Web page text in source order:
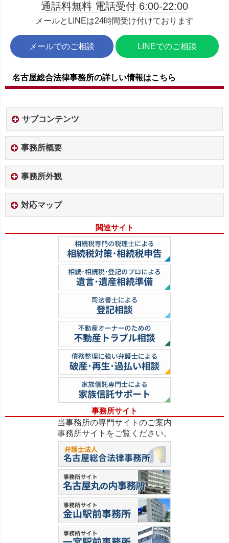
通話料無料 電話受付 6:00-22:00
メールとLINEは24時間受け付けております
メールでのご相談 LINEでのご相談
名古屋総合法律事務所の詳しい情報はこちら
サブコンテンツ
事務所概要
事務所外観
対応マップ
関連サイト
事務所サイト
当事務所の専門サイトのご案内
事務所サイトをご覧ください。